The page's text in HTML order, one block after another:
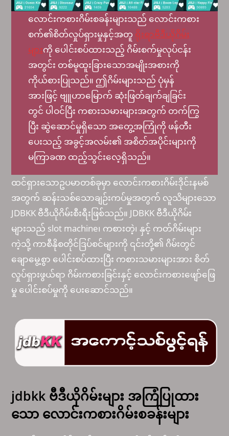
လောင်းကစားဂိမ်းစခန်းများသည် လောင်းကစား
စက်၏စိတ်လှုပ်ရှားမှုနှင့်အတူ ရိုးရာဗီဒီယိုဂိမ်း
များကို ပေါင်းစပ်ထားသည့် ဂိမ်းစက်မှုလုပ်ငန်း
အတွင်း တစ်မူထူးခြားသောအမျိုးအစားကို
ကိုယ်စားပြုသည်။ ဤဂိမ်းများသည် ပုံမှန်
အားဖြင့် ဗျူဟာမြောက် ဆုံးဖြတ်ချက်ချခြင်း
တွင် ပါဝင်ပြီး ကစားသမားများအတွက် တက်ကြွ
ပြီး ဆွဲဆောင်မှုရှိသော အတွေ့အကြုံကို ဖန်တီး
ပေးသည့် အခွင့်အလမ်း၏ အစိတ်အပိုင်းများကို
မကြာခဏ ထည့်သွင်းလေ့ရှိသည်။
ထင်ရှားသောဥပမာတစ်ခုမှာ လောင်းကစားဂိမ်းဒိုင်းနမစ်
အတွက် ဆန်းသစ်သောချဉ်းကပ်မှုအတွက် လူသိများသော
JDBKK ဗီဒီယိုဂိမ်းစီးရီးဖြစ်သည်။ JDBKK ဗီဒီယိုဂိမ်း
များသည် slot machine၊ ကစားတဲ့၊ နှင့် ကတ်ဂိမ်းများ
ကဲ့သို့ ကာစီနိုစတိုင်ဒြပ်စင်များကို ၎င်းတို့၏ ဂိမ်းတွင်
ချောမွေ့စွာ ပေါင်းစပ်ထားပြီး ကစားသမားများအား စိတ်
လှုပ်ရှားဖွယ်ရာ ဂိမ်းကစားခြင်းနှင့် လောင်းကစားဖျော်ဖြေ
မှု ပေါင်းစပ်မှုကို ပေးဆောင်သည်။
jdbkk ဗီဒီယိုဂိမ်းများ အကြံပြုထား
သော လောင်းကစားဂိမ်းစခန်းများ